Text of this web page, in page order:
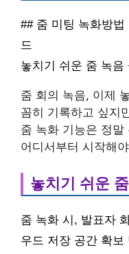
## 줌 미팅 녹화방법
드
놓치기 쉬운 줌 녹음
줌 회의 녹음, 이제
꼼히 기록하고 싶지
줌 녹화 기능은 정
어디서부터 시작해
놓치기 쉬운
줌 녹화 시, 발표자
우드 저장 공간 확